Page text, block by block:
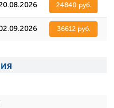
24840 руб.
36612 руб.